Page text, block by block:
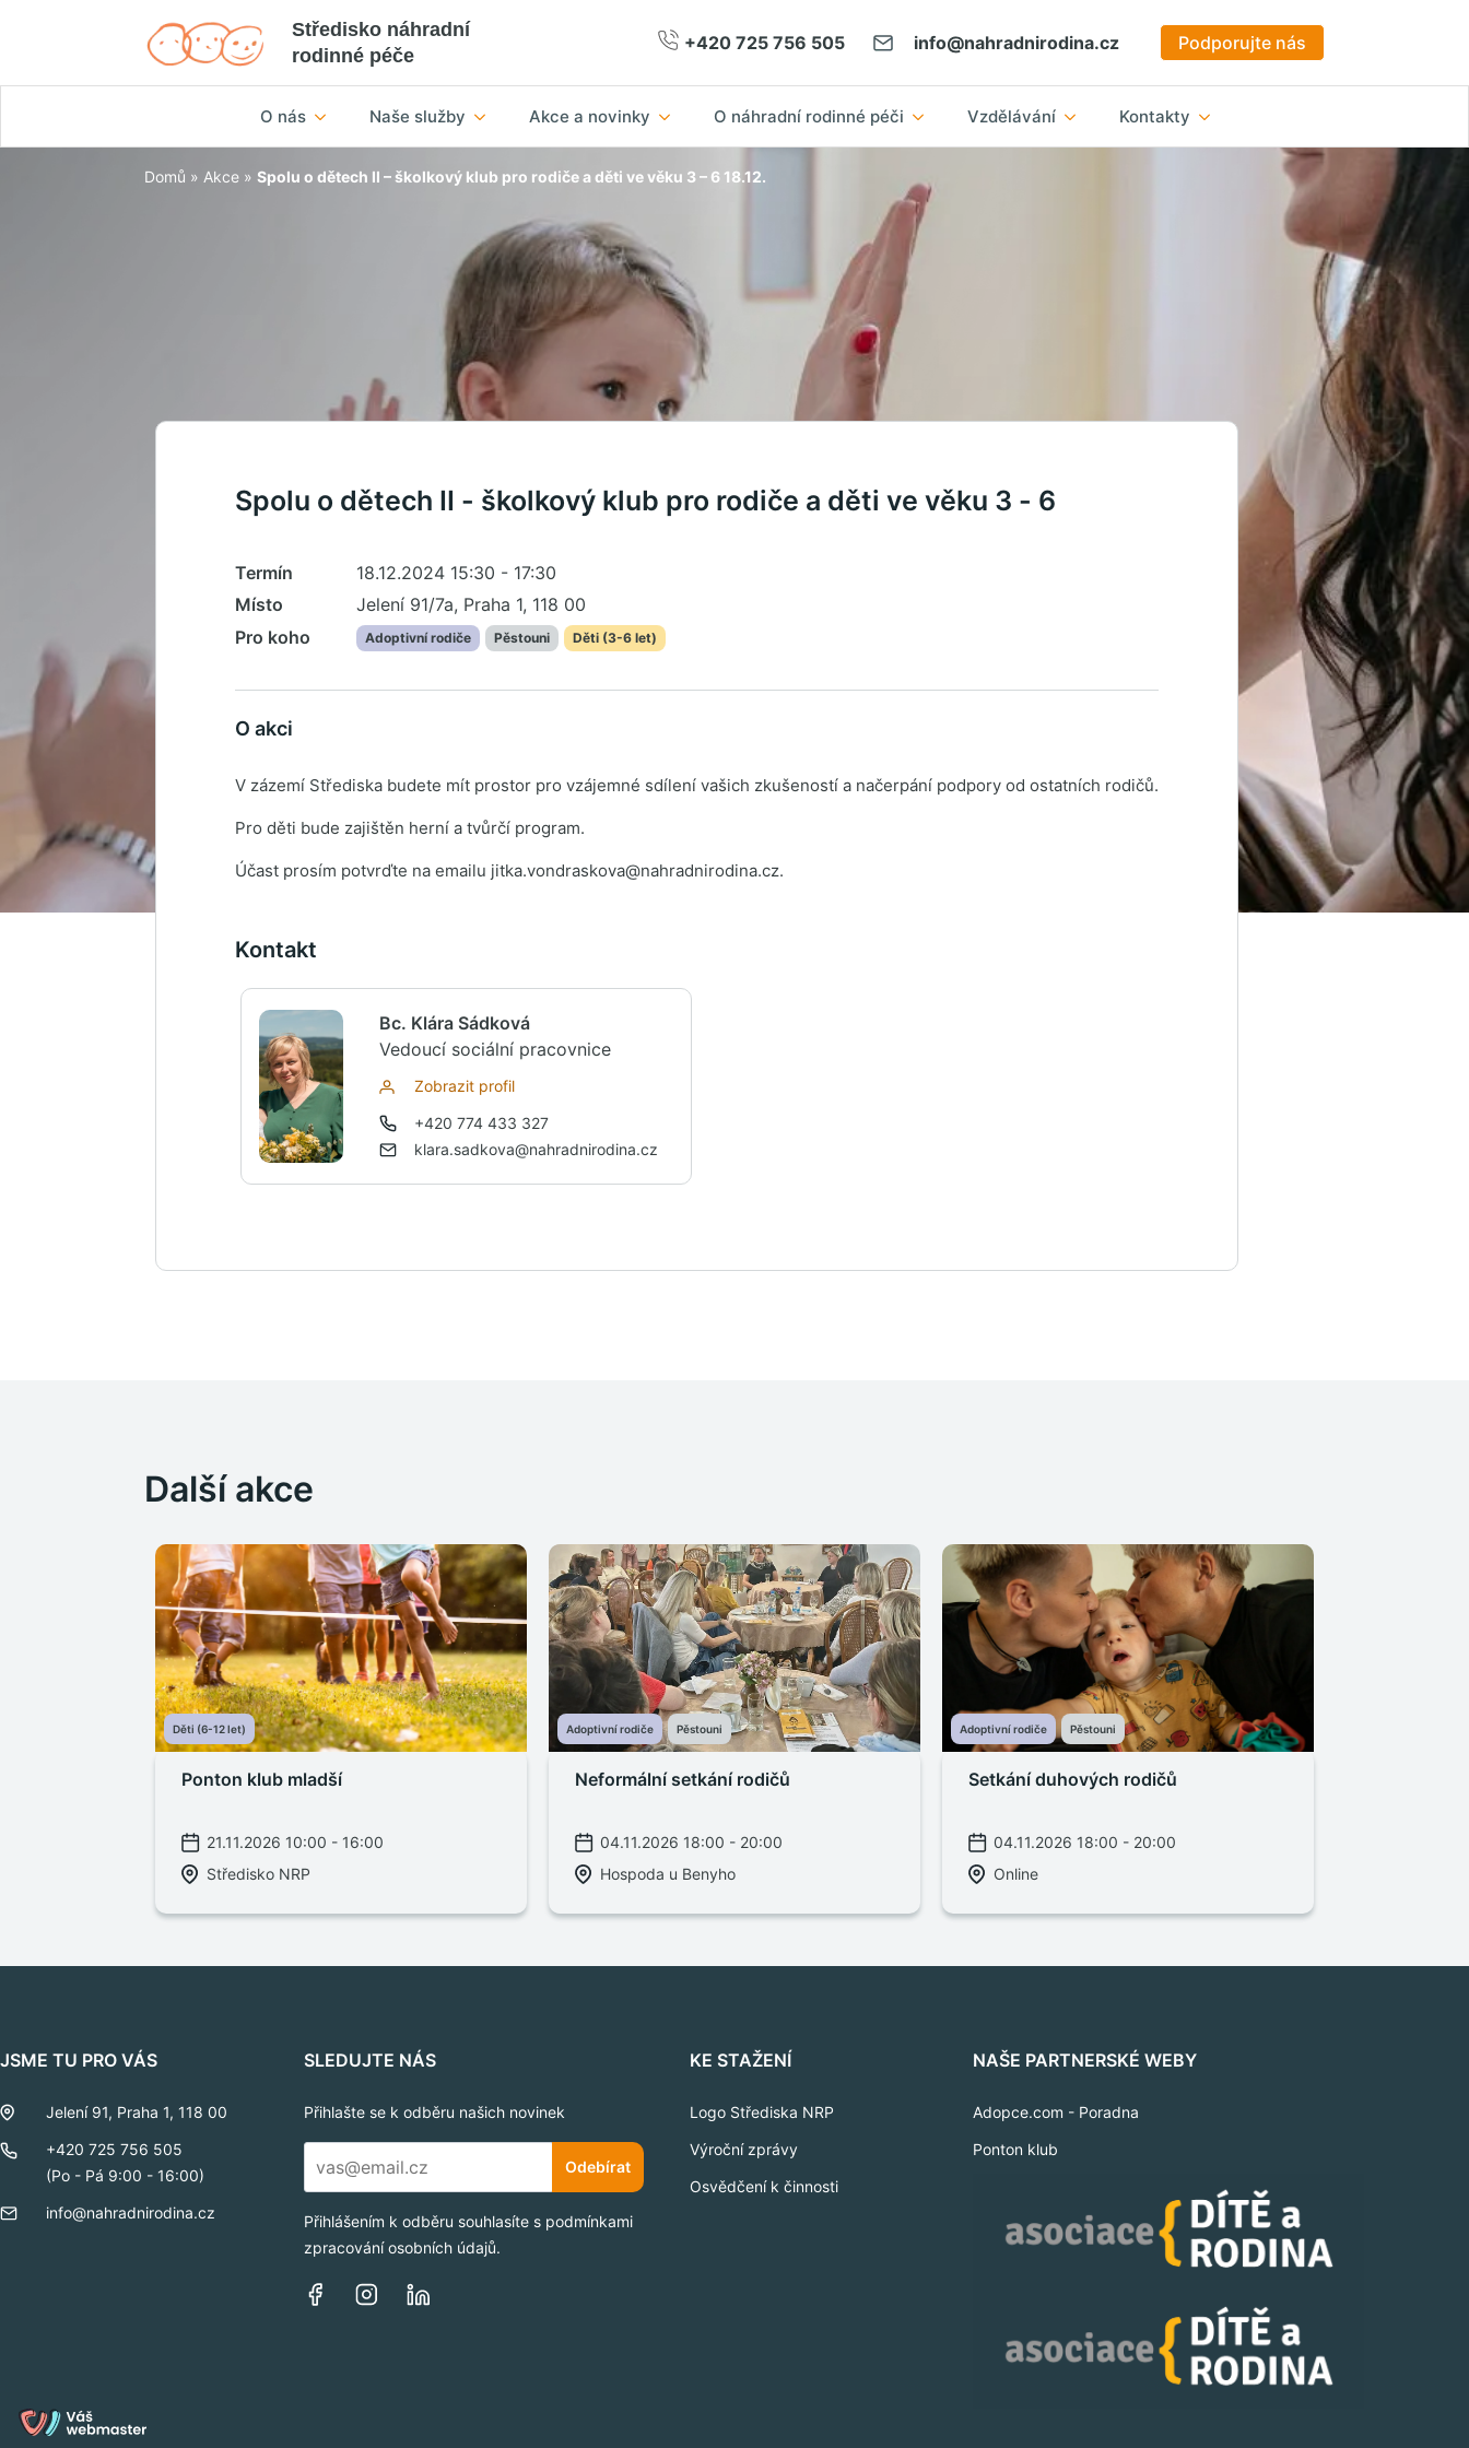
Středisko náhradní
rodinné péče
+420 725 756 505 info@nahradnirodina.cz Podporujte nás
O nás Naše služby Akce a novinky O náhradní rodinné péči Vzdělávání Kontakty
Domů » Akce » Spolu o dětech II – školkový klub pro rodiče a děti ve věku 3 – 6 18.12.
Spolu o dětech II - školkový klub pro rodiče a děti ve věku 3 - 6
Termín
18.12.2024 15:30 - 17:30
Místo
Jelení 91/7a, Praha 1, 118 00
Pro koho
Adoptivní rodiče Pěstouni Děti (3-6 let)
O akci
V zázemí Střediska budete mít prostor pro vzájemné sdílení vašich zkušeností a načerpání podpory od ostatních rodičů.
Pro děti bude zajištěn herní a tvůrčí program.
Účast prosím potvrďte na emailu jitka.vondraskova@nahradnirodina.cz.
Kontakt
Bc. Klára Sádková
Vedoucí sociální pracovnice
Zobrazit profil
+420 774 433 327
klara.sadkova@nahradnirodina.cz
Další akce
Děti (6-12 let)
Ponton klub mladší
21.11.2026 10:00 - 16:00
Středisko NRP
Adoptivní rodiče Pěstouni
Neformální setkání rodičů
04.11.2026 18:00 - 20:00
Hospoda u Benyho
Adoptivní rodiče Pěstouni
Setkání duhových rodičů
04.11.2026 18:00 - 20:00
Online
JSME TU PRO VÁS
Jelení 91, Praha 1, 118 00
+420 725 756 505
(Po - Pá 9:00 - 16:00)
info@nahradnirodina.cz
SLEDUJTE NÁS
Přihlašte se k odběru našich novinek
E-
mail
Odebírat
Přihlášením k odběru souhlasíte s podmínkami
zpracování osobních údajů.
KE STAŽENÍ
Logo Střediska NRP
Výroční zprávy
Osvědčení k činnosti
NAŠE PARTNERSKÉ WEBY
Adopce.com - Poradna
Ponton klub